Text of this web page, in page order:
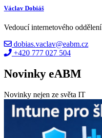
Václav Dobiáš
Vedoucí internetového oddělení
dobias.vaclav@eabm.cz
+420 777 027 504
Novinky eABM
Novinky nejen ze světa IT